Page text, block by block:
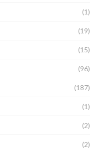
(1)
(19)
(15)
(96)
(187)
(1)
(2)
(2)